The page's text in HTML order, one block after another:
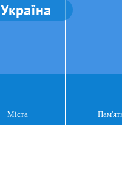
Україна
Міста